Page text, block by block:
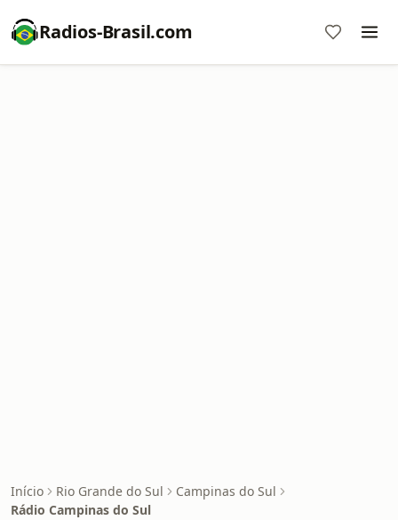
Radios-Brasil.com
Início Rio Grande do Sul
Campinas do Sul
Rádio Campinas do Sul